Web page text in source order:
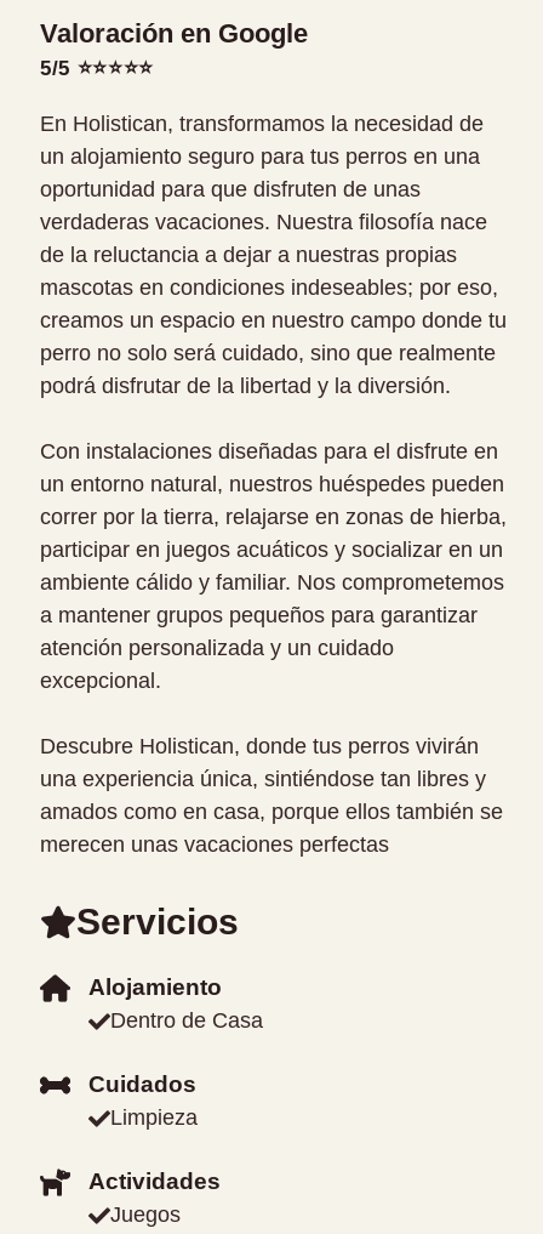
Valoración en Google
5/5 ⭐⭐⭐⭐⭐
En Holistican, transformamos la necesidad de
un alojamiento seguro para tus perros en una
oportunidad para que disfruten de unas
verdaderas vacaciones. Nuestra filosofía nace
de la reluctancia a dejar a nuestras propias
mascotas en condiciones indeseables; por eso,
creamos un espacio en nuestro campo donde tu
perro no solo será cuidado, sino que realmente
podrá disfrutar de la libertad y la diversión.
Con instalaciones diseñadas para el disfrute en
un entorno natural, nuestros huéspedes pueden
correr por la tierra, relajarse en zonas de hierba,
participar en juegos acuáticos y socializar en un
ambiente cálido y familiar. Nos comprometemos
a mantener grupos pequeños para garantizar
atención personalizada y un cuidado
excepcional.
Descubre Holistican, donde tus perros vivirán
una experiencia única, sintiéndose tan libres y
amados como en casa, porque ellos también se
merecen unas vacaciones perfectas
Servicios
Alojamiento
Dentro de Casa
Cuidados
Limpieza
Actividades
Juegos